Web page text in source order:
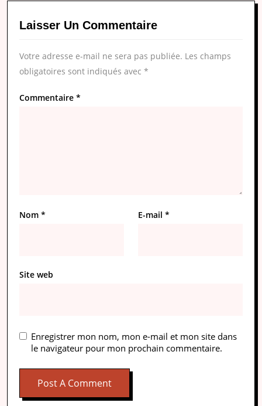
Laisser Un Commentaire
Votre adresse e-mail ne sera pas publiée. Les champs
obligatoires sont indiqués avec *
Commentaire *
Nom * E-mail *
Site web
Enregistrer mon nom, mon e-mail et mon site dans
le navigateur pour mon prochain commentaire.